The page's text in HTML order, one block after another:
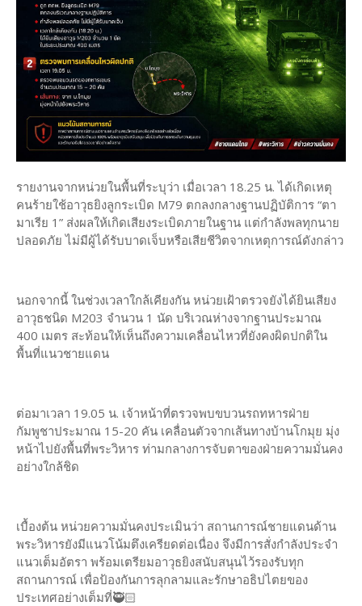
รายงานจากหน่วยในพื้นที่ระบุว่า เมื่อเวลา 18.25 น. ได้เกิดเหตุ
คนร้ายใช้อาวุธยิงลูกระเบิด M79 ตกลงกลางฐานปฏิบัติการ “ตา
มาเรีย 1” ส่งผลให้เกิดเสียงระเบิดภายในฐาน แต่กำลังพลทุกนาย
ปลอดภัย ไม่มีผู้ได้รับบาดเจ็บหรือเสียชีวิตจากเหตุการณ์ดังกล่าว
นอกจากนี้ ในช่วงเวลาใกล้เคียงกัน หน่วยเฝ้าตรวจยังได้ยินเสียง
อาวุธชนิด M203 จำนวน 1 นัด บริเวณห่างจากฐานประมาณ
400 เมตร สะท้อนให้เห็นถึงความเคลื่อนไหวที่ยังคงผิดปกติใน
พื้นที่แนวชายแดน
ต่อมาเวลา 19.05 น. เจ้าหน้าที่ตรวจพบขบวนรถทหารฝ่าย
กัมพูชาประมาณ 15-20 คัน เคลื่อนตัวจากเส้นทางบ้านโกมุย มุ่ง
หน้าไปยังพื้นที่พระวิหาร ท่ามกลางการจับตาของฝ่ายความมั่นคง
อย่างใกล้ชิด
เบื้องต้น หน่วยความมั่นคงประเมินว่า สถานการณ์ชายแดนด้าน
พระวิหารยังมีแนวโน้มตึงเครียดต่อเนื่อง จึงมีการสั่งกำลังประจำ
แนวเต็มอัตรา พร้อมเตรียมอาวุธยิงสนับสนุนไว้รองรับทุก
สถานการณ์ เพื่อป้องกันการลุกลามและรักษาอธิปไตยของ
ประเทศอย่างเต็มที่🥷🏻